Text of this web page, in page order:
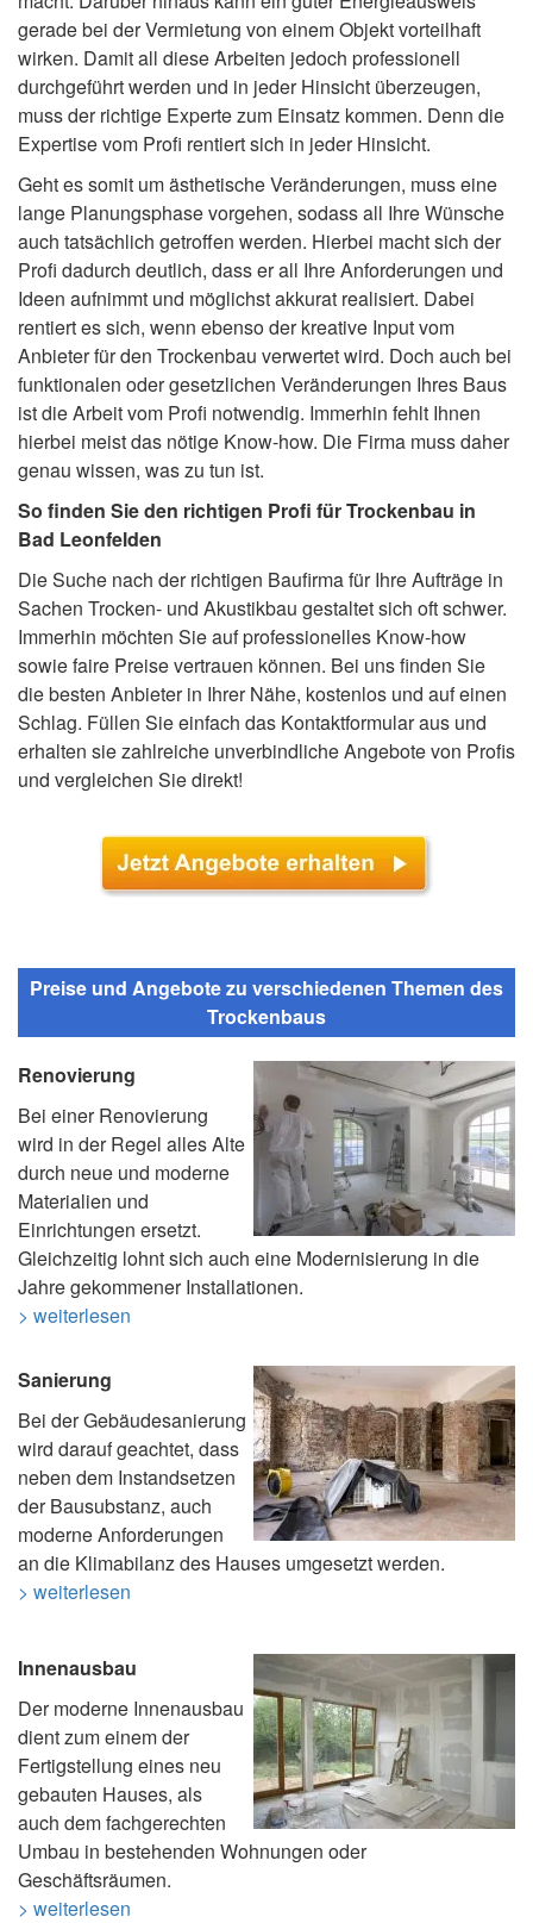
gerade bei der Vermietung von einem Objekt vorteilhaft
wirken. Damit all diese Arbeiten jedoch professionell
durchgeführt werden und in jeder Hinsicht überzeugen,
muss der richtige Experte zum Einsatz kommen. Denn die
Expertise vom Profi rentiert sich in jeder Hinsicht.
Geht es somit um ästhetische Veränderungen, muss eine
lange Planungsphase vorgehen, sodass all Ihre Wünsche
auch tatsächlich getroffen werden. Hierbei macht sich der
Profi dadurch deutlich, dass er all Ihre Anforderungen und
Ideen aufnimmt und möglichst akkurat realisiert. Dabei
rentiert es sich, wenn ebenso der kreative Input vom
Anbieter für den Trockenbau verwertet wird. Doch auch bei
funktionalen oder gesetzlichen Veränderungen Ihres Baus
ist die Arbeit vom Profi notwendig. Immerhin fehlt Ihnen
hierbei meist das nötige Know-how. Die Firma muss daher
genau wissen, was zu tun ist.
So finden Sie den richtigen Profi für Trockenbau in
Bad Leonfelden
Die Suche nach der richtigen Baufirma für Ihre Aufträge in
Sachen Trocken- und Akustikbau gestaltet sich oft schwer.
Immerhin möchten Sie auf professionelles Know-how
sowie faire Preise vertrauen können. Bei uns finden Sie
die besten Anbieter in Ihrer Nähe, kostenlos und auf einen
Schlag. Füllen Sie einfach das Kontaktformular aus und
erhalten sie zahlreiche unverbindliche Angebote von Profis
und vergleichen Sie direkt!
Preise und Angebote zu verschiedenen Themen des
Trockenbaus
Renovierung
Bei einer Renovierung
wird in der Regel alles Alte
durch neue und moderne
Materialien und
Einrichtungen ersetzt.
Gleichzeitig lohnt sich auch eine Modernisierung in die
Jahre gekommener Installationen.
> weiterlesen
Sanierung
Bei der Gebäudesanierung
wird darauf geachtet, dass
neben dem Instandsetzen
der Bausubstanz, auch
moderne Anforderungen
an die Klimabilanz des Hauses umgesetzt werden.
> weiterlesen
Innenausbau
Der moderne Innenausbau
dient zum einem der
Fertigstellung eines neu
gebauten Hauses, als
auch dem fachgerechten
Umbau in bestehenden Wohnungen oder
Geschäftsräumen.
> weiterlesen